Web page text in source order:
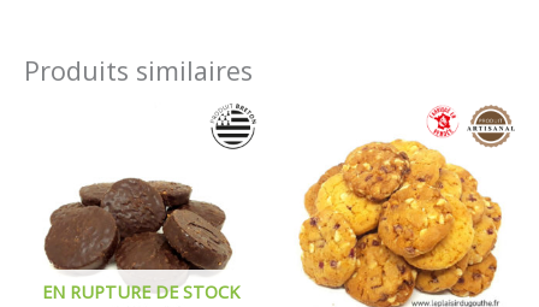
Produits similaires
EN RUPTURE DE STOCK
à
32,00 €
Plage
prix :
8,90 €
à
32,00 €